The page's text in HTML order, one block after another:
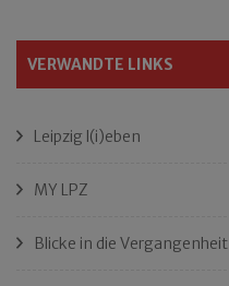
VERWANDTE LINKS
Leipzig l(i)eben
MY LPZ
Blicke in die Vergangenheit